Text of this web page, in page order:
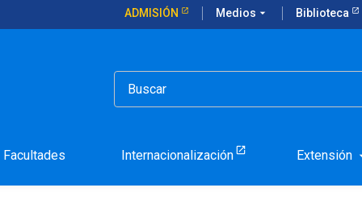
ADMISIÓN Medios arrow_drop_down Biblioteca
Facultades Internacionalización Extensión
lanza aplicación para
y académicos